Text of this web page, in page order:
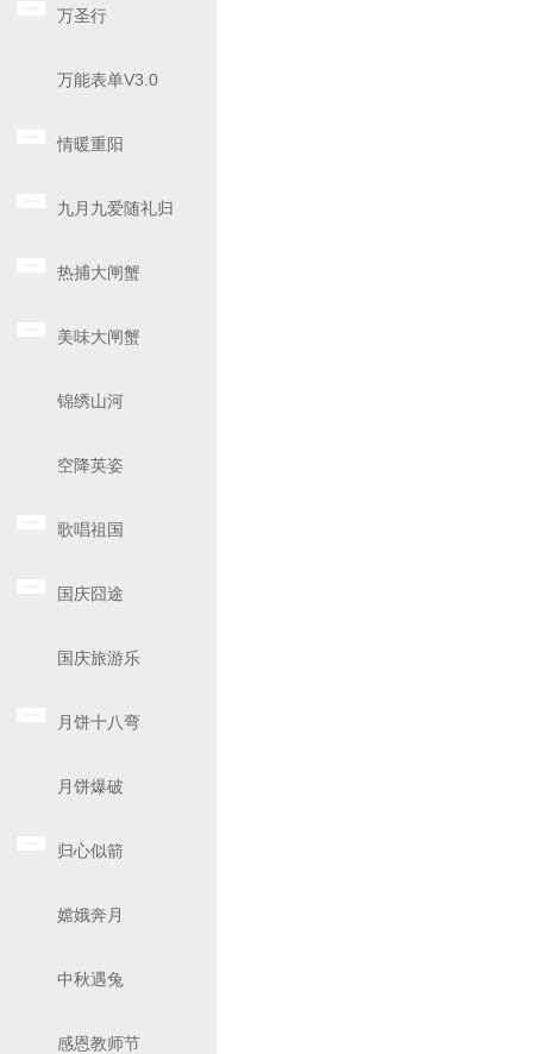
万圣行
万能表单V3.0
情暖重阳
九月九爱随礼归
热捕大闸蟹
美味大闸蟹
锦绣山河
空降英姿
歌唱祖国
国庆囧途
国庆旅游乐
月饼十八弯
月饼爆破
归心似箭
嫦娥奔月
中秋遇兔
感恩教师节